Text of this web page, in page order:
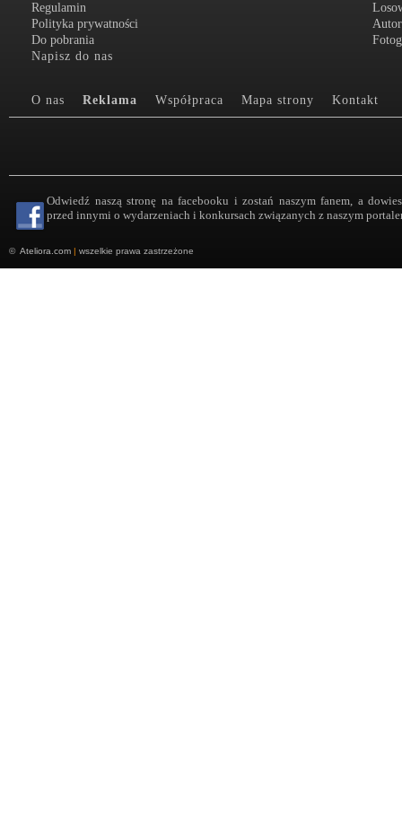
Regulamin
Polityka prywatności
Do pobrania
Napisz do nas
O nas Reklama Współpraca Mapa strony Kontakt
Odwiedź naszą stronę na facebooku i zostań naszym fanem, a
przed innymi o wydarzeniach i konkursach związanych z naszym
© Ateliora.com | wszelkie prawa zastrzeżone